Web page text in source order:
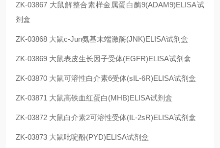
ZK-03867 大鼠解整合素样金属蛋白酶9(ADAM9)ELISA试
剂盒
ZK-03868 大鼠c-Jun氨基末端激酶(JNK)ELISA试剂盒
ZK-03869 大鼠表皮生长因子受体(EGFR)ELISA试剂盒
ZK-03870 大鼠可溶性白介素6受体(sIL-6R)ELISA试剂盒
ZK-03871 大鼠高铁血红蛋白(MHB)ELISA试剂盒
ZK-03872 大鼠白介素2可溶性受体(IL-2sR)ELISA试剂盒
ZK-03873 大鼠吡啶酚(PYD)ELISA试剂盒